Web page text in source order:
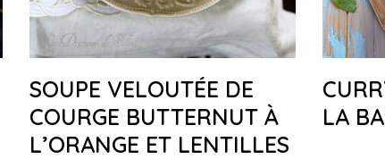
SOUPE VELOUTÉE DE
COURGE BUTTERNUT À
L’ORANGE ET LENTILLES
LA